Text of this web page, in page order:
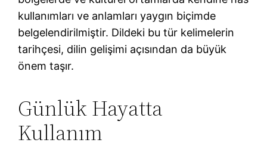
kullanımları ve anlamları yaygın biçimde
belgelendirilmiştir. Dildeki bu tür kelimelerin
tarihçesi, dilin gelişimi açısından da büyük
önem taşır.
Günlük Hayatta
Kullanım